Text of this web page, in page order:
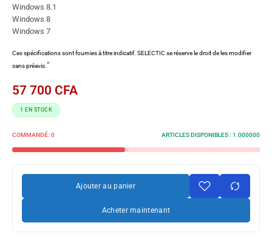
Windows 8.1
Windows 8
Windows 7
Ces spécifications sont fournies à titre indicatif. SELECTIC se réserve le droit de les modifier
sans préavis.“
57 700 CFA
1 EN STOCK
COMMANDÉ: 0 ARTICLES DISPONIBLES : 1.000000
Ajouter au panier
Acheter maintenant
FM2A78M